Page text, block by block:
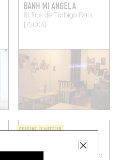
BANH MI ANGELA
81 Rue de Turbigo Paris
(75003)
CUISINE D'AUTEUR
11 Rue Raymond Losserand